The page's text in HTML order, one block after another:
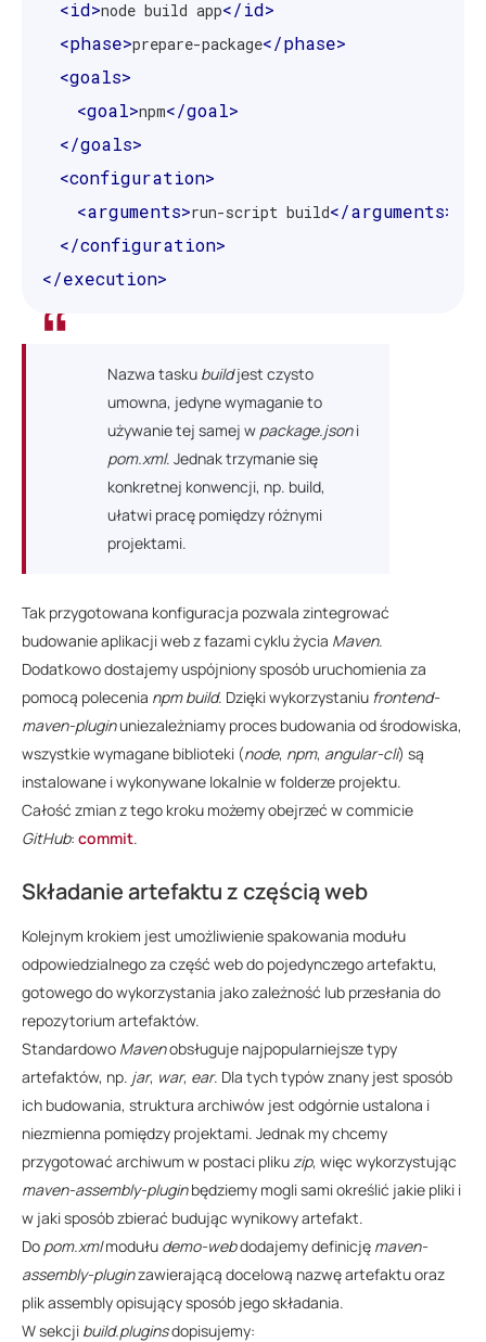
<id>node build app</id>
<phase>prepare-package</phase>
<goals>
<goal>npm</goal>
</goals>
<configuration>
<arguments>run-script build</arguments>
</configuration>
</execution>
Nazwa tasku buildjest czysto
umowna, jedyne wymaganie to
używanie tej samej w package.jsoni
pom.xml. Jednak trzymanie się
konkretnej konwencji, np. build,
ułatwi pracę pomiędzy różnymi
projektami.
Tak przygotowana konfiguracja pozwala zintegrować
budowanie aplikacji web z fazami cyklu życia Maven.
Dodatkowo dostajemy uspójniony sposób uruchomienia za
pomocą polecenia npm build. Dzięki wykorzystaniu frontend-
maven-pluginuniezależniamy proces budowania od środowiska,
wszystkie wymagane biblioteki (node, npm, angular-cli) są
instalowane i wykonywane lokalnie w folderze projektu.
Całość zmian z tego kroku możemy obejrzeć w commicie
GitHub: commit.
Składanie artefaktu z częścią web
Kolejnym krokiem jest umożliwienie spakowania modułu
odpowiedzialnego za część web do pojedynczego artefaktu,
gotowego do wykorzystania jako zależność lub przesłania do
repozytorium artefaktów.
Standardowo Mavenobsługuje najpopularniejsze typy
artefaktów, np. jar, war, ear. Dla tych typów znany jest sposób
ich budowania, struktura archiwów jest odgórnie ustalona i
niezmienna pomiędzy projektami. Jednak my chcemy
przygotować archiwum w postaci pliku zip, więc wykorzystując
maven-assembly-pluginbędziemy mogli sami określić jakie pliki i
w jaki sposób zbierać budując wynikowy artefakt.
Do pom.xmlmodułu demo-webdodajemy definicję maven-
assembly-pluginzawierającą docelową nazwę artefaktu oraz
plik assembly opisujący sposób jego składania.
W sekcji build.pluginsdopisujemy: